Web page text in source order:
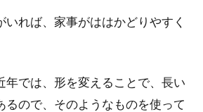
いれば、家事がははかどりやすく
年では、形を変えることで、長い
るので、そのようなものを使って